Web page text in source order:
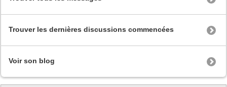
Trouver les dernières discussions commencées
Voir son blog